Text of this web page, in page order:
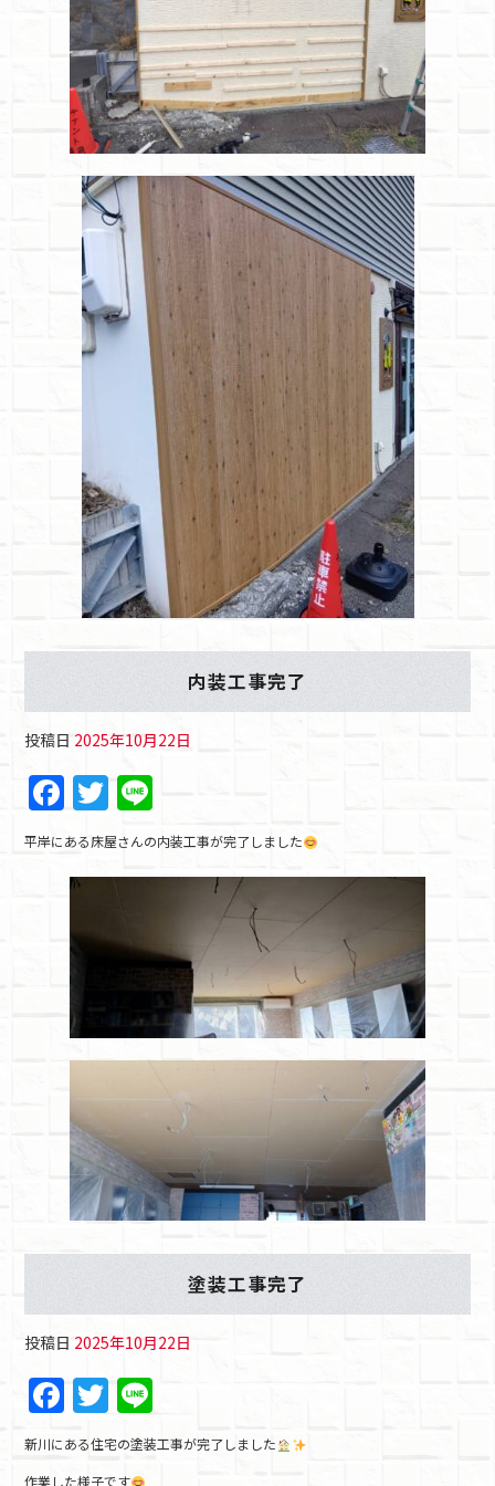
内装工事完了
投稿日 2025年10月22日
F
a
c
e
b
o
o
k
T
w
itt
n
e
平岸にある床屋さんの内装工事が完了しました
塗装工事完了
投稿日 2025年10月22日
F
a
c
T
w
itt
n
e
新川にある住宅の塗装工事が完了しました
作業した様子です